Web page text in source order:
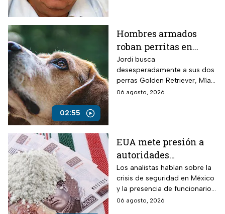
02:55
Hombres armados
roban perritas en
Veracruz
Jordi busca
desesperadamente a sus dos
perras Golden Retriever, Mía y
Camila, de seis años, robadas
06 agosto, 2026
EUA mete presión a
autoridades
mexicanas para
combatir al
narcotráfico y detener
a funcionarios
Los analistas hablan sobre la
crisis de seguridad en México
y la presencia de funcionarios
corruptos en el narcotráfico
06 agosto, 2026